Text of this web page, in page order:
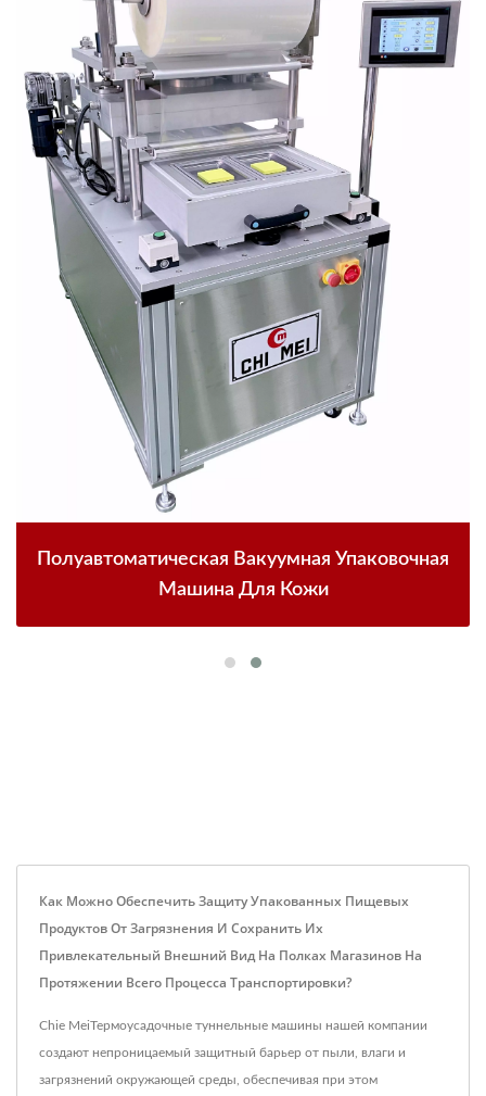
Полуавтоматическая Вакуумная Упаковочная
Машина Для Кожи
Как Можно Обеспечить Защиту Упакованных Пищевых
Продуктов От Загрязнения И Сохранить Их
Привлекательный Внешний Вид На Полках Магазинов На
Протяжении Всего Процесса Транспортировки?
Chie MeiТермоусадочные туннельные машины нашей компании
создают непроницаемый защитный барьер от пыли, влаги и
загрязнений окружающей среды, обеспечивая при этом